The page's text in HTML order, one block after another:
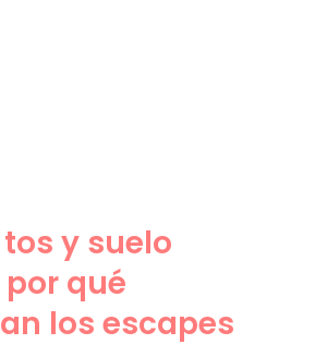
y suelo
qué
los escapes